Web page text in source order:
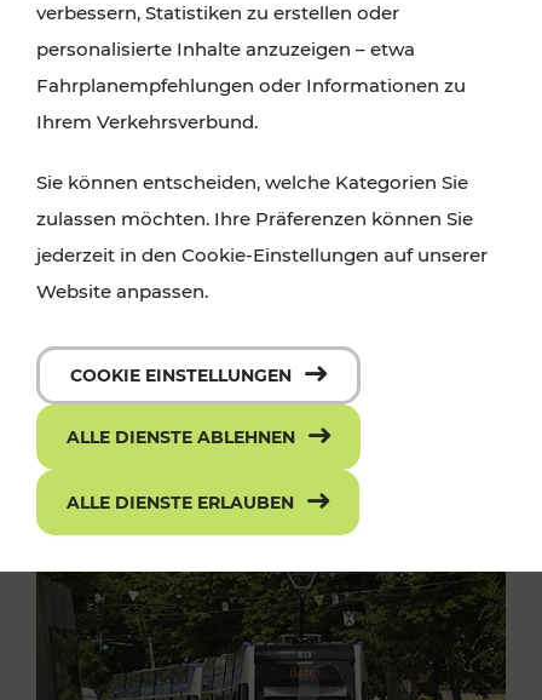
verbessern, Statistiken zu erstellen oder
personalisierte Inhalte anzuzeigen – etwa
Fahrplanempfehlungen oder Informationen zu
Ihrem Verkehrsverbund.
Sie können entscheiden, welche Kategorien Sie
zulassen möchten. Ihre Präferenzen können Sie
jederzeit in den Cookie-Einstellungen auf unserer
Website anpassen.
COOKIE EINSTELLUNGEN
ALLE DIENSTE ABLEHNEN
ALLE DIENSTE ERLAUBEN